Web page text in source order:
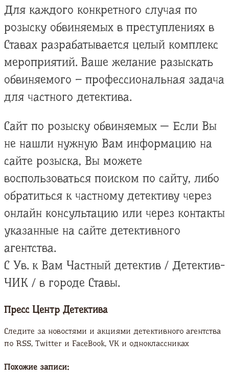
Для каждого конкретного случая по
розыску обвиняемых в преступлениях в
Ставах разрабатывается целый комплекс
мероприятий. Ваше желание разыскать
обвиняемого – профессиональная задача
для частного детектива.
Сайт по розыску обвиняемых — Если Вы
не нашли нужную Вам информацию на
сайте розыска, Вы можете
воспользоваться поиском по сайту, либо
обратиться к частному детективу через
онлайн консультацию или через контакты
указанные на сайте детективного
агентства.
С Ув. к Вам Частный детектив / Детектив-
ЧИК / в городе Ставы.
Пресс Центр Детектива
Следите за новостями и акциями детективного агентства
по RSS, Twitter и FaсeBook, VK и одноклассниках
Похожие записи: